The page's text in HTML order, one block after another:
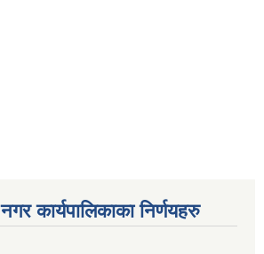
नगर कार्यपालिकाका निर्णयहरु